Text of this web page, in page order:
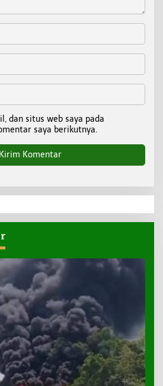
dan situs web saya pada
saya berikutnya.